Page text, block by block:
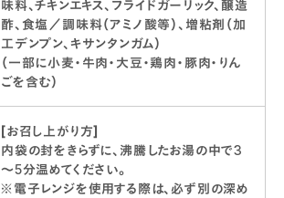
味料、チキンエキス、フライドガーリック、醸造
酢、食塩／調味料（アミノ酸等）、増粘剤（加
工デンプン、キサンタンガム）
（一部に小麦・牛肉・大豆・鶏肉・豚肉・りん
ごを含む）
[お召し上がり方]
内袋の封をきらずに、沸騰したお湯の中で3
～5分温めてください。
※電子レンジを使用する際は、必ず別の深め